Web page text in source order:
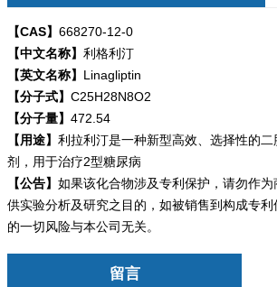
【CAS】 668270-12-0
【中文名称】 利格利汀
【英文名称】 Linagliptin
【分子式】 C25H28N8O2
【分子量】 472.54
【用途】 利拉利汀是一种新型高效、选择性的
剂，用于治疗2型糖尿病
【公告】 如果该化合物涉及专利保护，请勿作为
供实验分析及研究之目的，如被销售到构成专
的一切风险与本公司无关。
留言